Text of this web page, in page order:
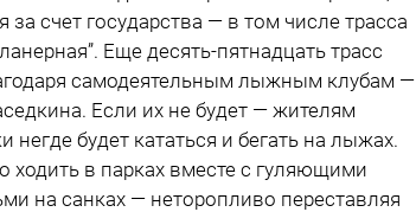
за счет государства — в том числе трасса
Еще десять-пятнадцать трасс
самодеятельным лыжным клубам —
Если их не будет — жителям
негде будет кататься и бегать на лыжах.
ходить в парках вместе с гуляющими
на санках — неторопливо переставляя